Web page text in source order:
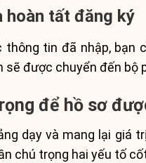
hoàn tất đăng ký
tin đã nhập, bạn
sẽ được chuyển đến bộ
để hồ sơ
dạy và mang lại giá
chú trọng hai yếu tố